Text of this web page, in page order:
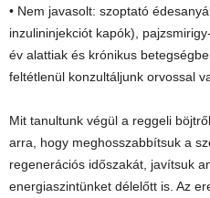
• Nem javasolt: szoptató
inzulininjekciót kapók),
év alattiak és krónikus
feltétlenül konzultáljunk orvossal
Mit tanultunk végül a reggeli
arra, hogy meghosszabbítsuk a
regenerációs időszakát, javítsuk
energiaszintünket délelőtt is. Az